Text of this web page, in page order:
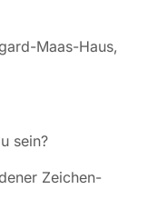
Maas-Haus,
sein?
Zeichen-